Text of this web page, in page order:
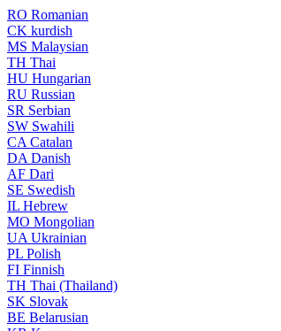
RO Romanian
CK kurdish
MS Malaysian
TH Thai
HU Hungarian
RU Russian
SR Serbian
SW Swahili
CA Catalan
DA Danish
AF Dari
SE Swedish
IL Hebrew
MO Mongolian
UA Ukrainian
PL Polish
FI Finnish
TH Thai (Thailand)
SK Slovak
BE Belarusian